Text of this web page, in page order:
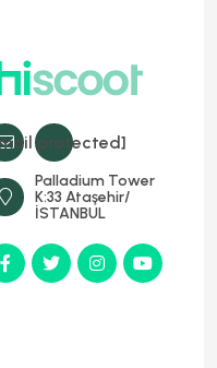
protected]
Palladium Tower
K:33 Ataşehir/
İSTANBUL